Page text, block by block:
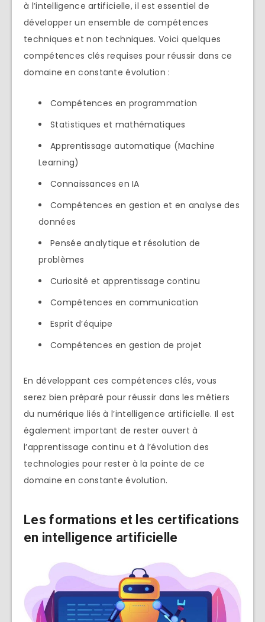
à l’intelligence artificielle, il est essentiel de
développer un ensemble de compétences
techniques et non techniques. Voici quelques
compétences clés requises pour réussir dans ce
domaine en constante évolution :
Compétences en programmation
Statistiques et mathématiques
Apprentissage automatique (Machine
Learning)
Connaissances en IA
Compétences en gestion et en analyse des
données
Pensée analytique et résolution de
problèmes
Curiosité et apprentissage continu
Compétences en communication
Esprit d’équipe
Compétences en gestion de projet
En développant ces compétences clés, vous
serez bien préparé pour réussir dans les métiers
du numérique liés à l’intelligence artificielle. Il est
également important de rester ouvert à
l’apprentissage continu et à l’évolution des
technologies pour rester à la pointe de ce
domaine en constante évolution.
Les formations et les certifications
en intelligence artificielle